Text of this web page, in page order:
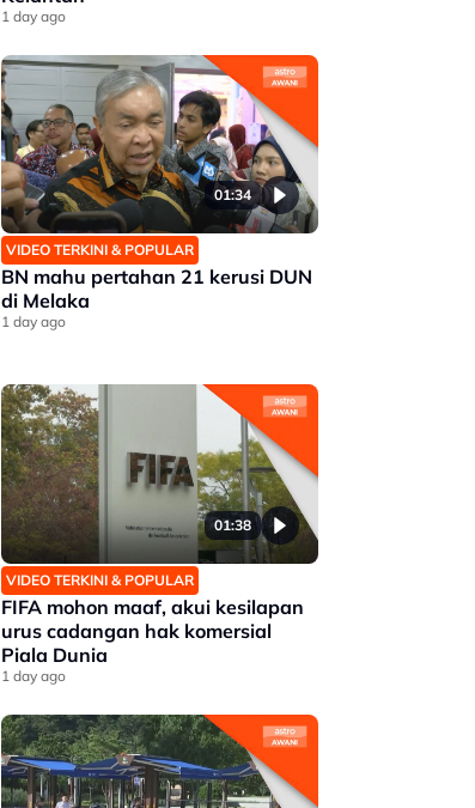
1 day ago
01:34
VIDEO TERKINI & POPULAR
BN mahu pertahan 21 kerusi DUN
di Melaka
1 day ago
01:38
VIDEO TERKINI & POPULAR
FIFA mohon maaf, akui kesilapan
urus cadangan hak komersial
Piala Dunia
1 day ago